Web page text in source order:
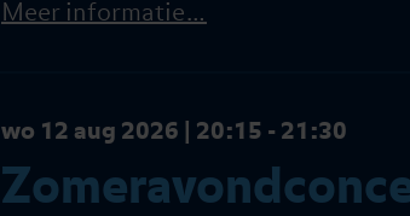
Meer informatie…
wo 12 aug 2026 | 20:15 - 21:30